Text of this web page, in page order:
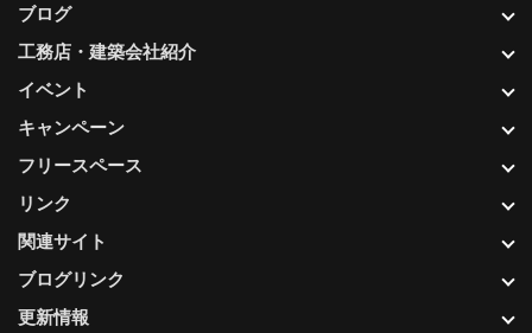
更新情報
ブログ
工務店・建築会社紹介
イベント
キャンペーン
フリースペース
リンク
関連サイト
ブログリンク